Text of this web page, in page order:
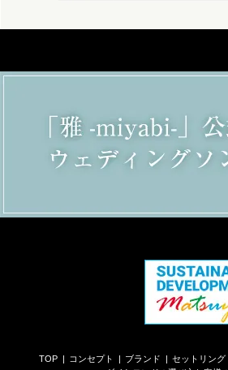
TOP コンセプト ブランド セットリング